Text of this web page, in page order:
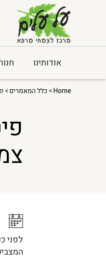
אודותינו
Home
> כלל המאמרים>
לפני